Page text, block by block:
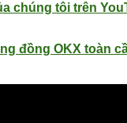
chúng tôi trên
đồng OKX toàn